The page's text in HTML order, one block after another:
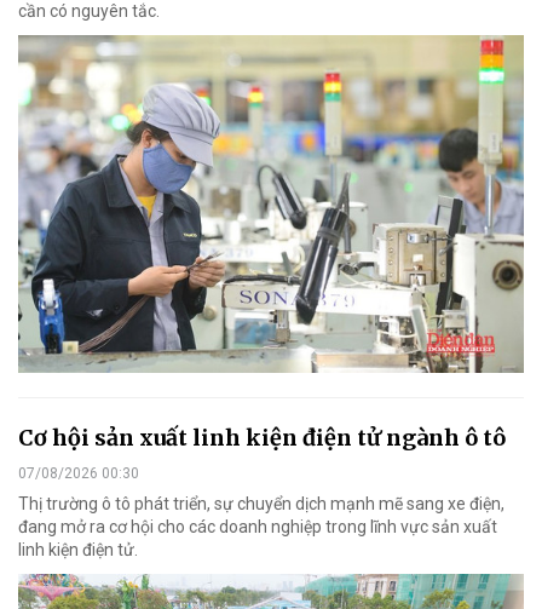
cần có nguyên tắc.
Cơ hội sản xuất linh kiện điện tử ngành ô tô
07/08/2026 00:30
Thị trường ô tô phát triển, sự chuyển dịch mạnh mẽ sang xe điện,
đang mở ra cơ hội cho các doanh nghiệp trong lĩnh vực sản xuất
linh kiện điện tử.